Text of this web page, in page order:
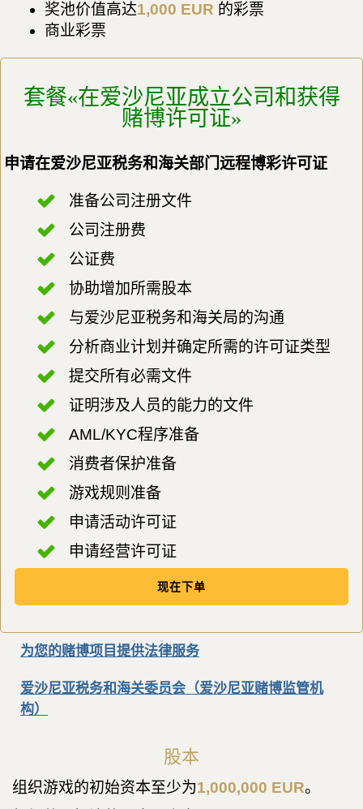
奖池价值高达1,000 EUR 的彩票
商业彩票
套餐«在爱沙尼亚成立公司和获得
赌博许可证»
申请在爱沙尼亚税务和海关部门远程博彩许可证
准备公司注册文件
公司注册费
公证费
协助增加所需股本
与爱沙尼亚税务和海关局的沟通
分析商业计划并确定所需的许可证类型
提交所有必需文件
证明涉及人员的能力的文件
AML/KYC程序准备
消费者保护准备
游戏规则准备
申请活动许可证
申请经营许可证
现在下单
为您的赌博项目提供法律服务
爱沙尼亚税务和海关委员会（爱沙尼亚赌博监管机
构）
股本
组织游戏的初始资本至少为1,000,000 EUR。